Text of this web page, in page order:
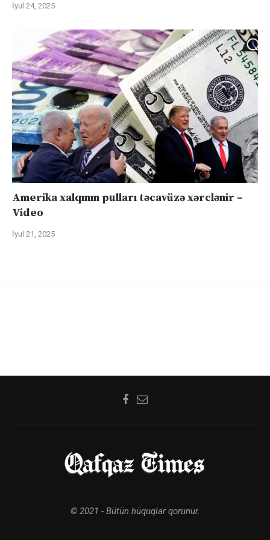
İyul 24, 2025
Amerika xalqının pulları təcavüzə xərclənir –
Video
İyul 21, 2025
© 2021 - Bütün hüquqlar qorunur.